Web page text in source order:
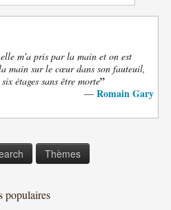
m'a pris par la main et on est
main sur le cœur dans son fauteuil,
étages sans être morte”
— Romain Gary
Thèmes
populaires